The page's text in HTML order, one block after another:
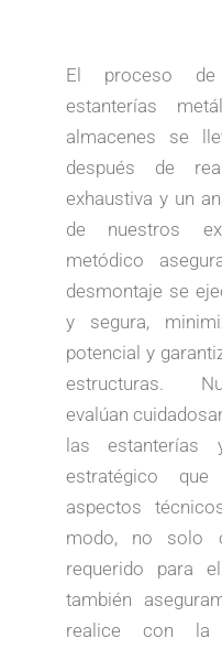
El proceso
estanterías
almacenes se
después de
exhaustiva y un
de nuestros
metódico
desmontaje se
y segura,
potencial y
estructuras.
evalúan
las estanterías
estratégico
aspectos
modo, no solo
requerido para
también
realice con la